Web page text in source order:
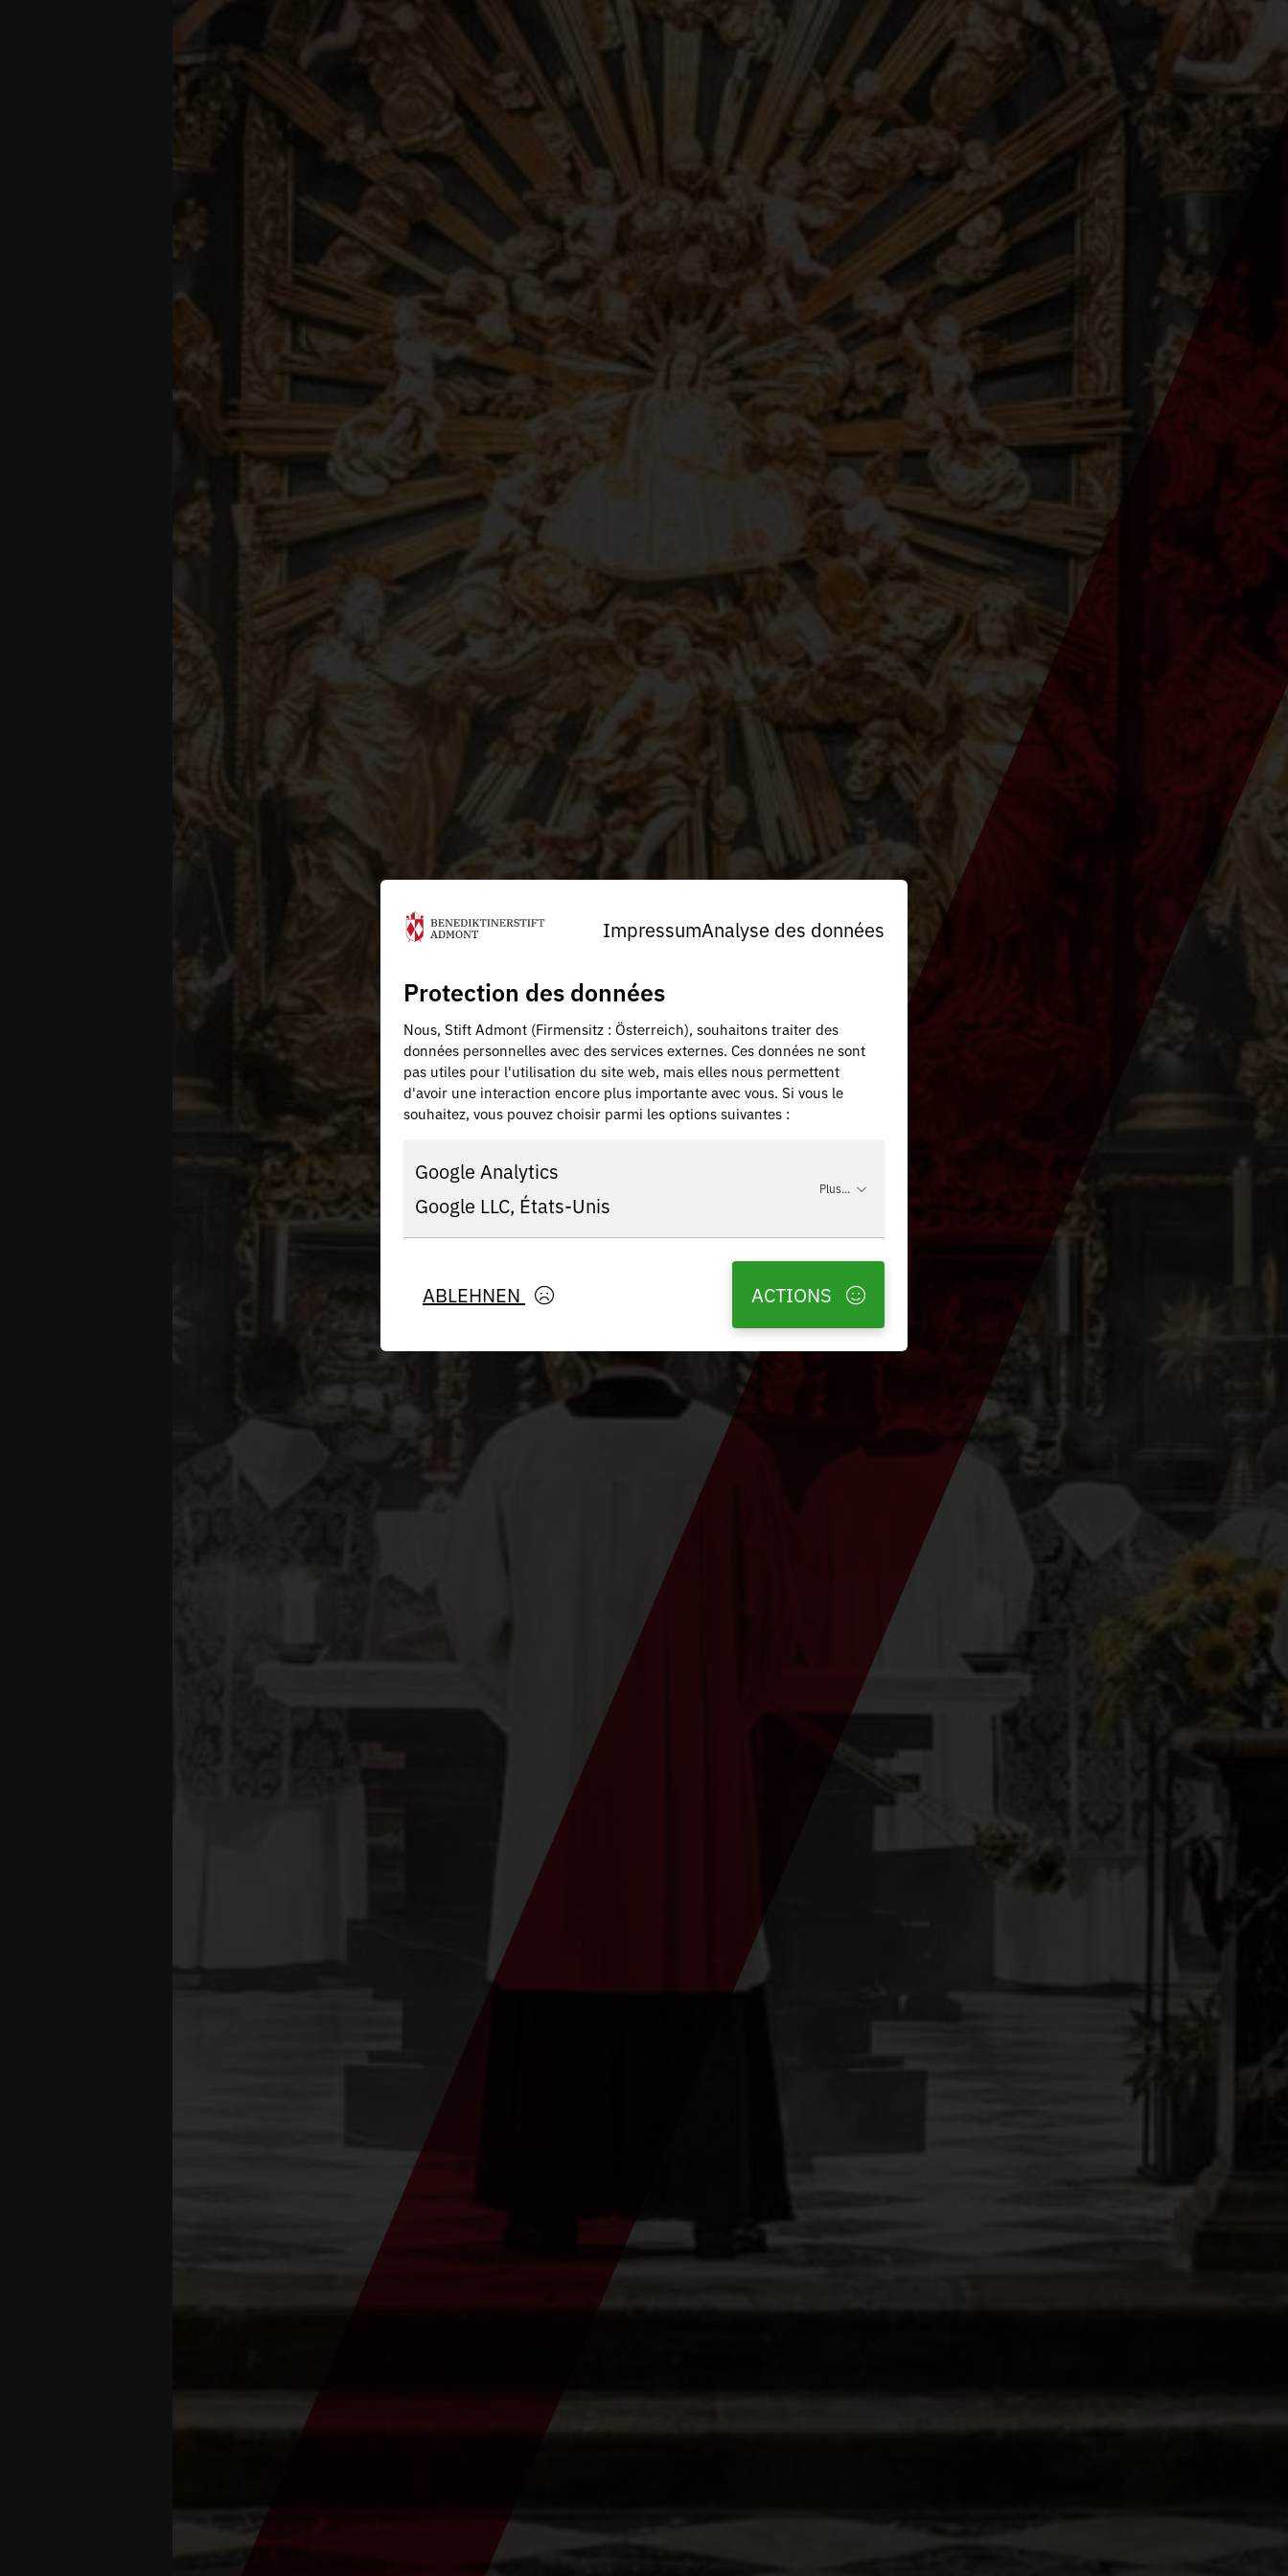
ImpressumAnalyse des données
Protection des données
Nous, Stift Admont (Firmensitz : Österreich), souhaitons traiter des
données personnelles avec des services externes. Ces données ne sont
pas utiles pour l'utilisation du site web, mais elles nous permettent
d'avoir une interaction encore plus importante avec vous. Si vous le
souhaitez, vous pouvez choisir parmi les options suivantes :
Google Analytics
Google LLC, États-Unis
Plus...
ABLEHNEN ACTIONS